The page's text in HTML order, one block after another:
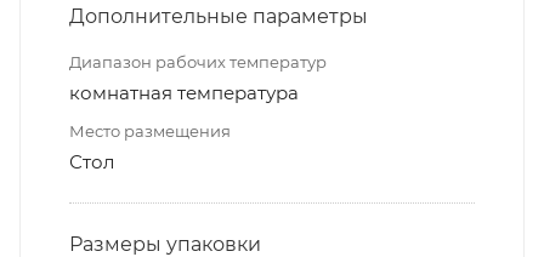
Дополнительные параметры
Диапазон рабочих температур
комнатная температура
Место размещения
Стол
Размеры упаковки